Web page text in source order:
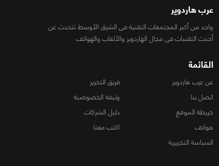
عرب هاردوير
واحد من أكبر المجتمعات التقنية فى الشرق الأوسط تتحدث عن
أحدث التقنيات فى مجال الهاردوير والألعاب والهواتف
القائمة
عن عرب هاردوير
فريق التحرير
اتصل بنا
وثيقة الخصوصية
خريطة الموقع
دليل الشركات
هواتف
اكتب معنا
السياسة التحريرية